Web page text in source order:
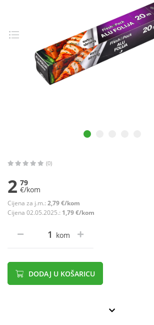
(0)
2 79
€/kom
Cijena za j.m.: 2,79 €/kom
Cijena 02.05.2025.: 1,79 €/kom
kom
DODAJ U KOŠARICU